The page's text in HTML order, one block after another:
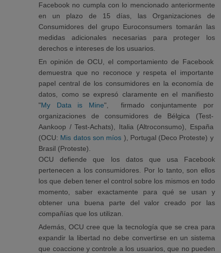
Facebook no cumpla con lo mencionado anteriormente
en un plazo de 15 días, las Organizaciones de
Consumidores del grupo Euroconsumers tomarán las
medidas adicionales necesarias para proteger los
derechos e intereses de los usuarios.
En opinión de OCU, el comportamiento de Facebook
demuestra que no reconoce y respeta el importante
papel central de los consumidores en la economía de
datos, como se expresó claramente en el manifiesto
"My Data is Mine", firmado conjuntamente por
organizaciones de consumidores de Bélgica (Test-
Aankoop / Test-Achats), Italia (Altroconsumo), España
(OCU: Mis datos son míos ), Portugal (Deco Proteste) y
Brasil (Proteste).
OCU defiende que los datos que usa Facebook
pertenecen a los consumidores. Por lo tanto, son ellos
los que deben tener el control sobre los mismos en todo
momento, saber exactamente para qué se usan y
obtener una buena parte del valor creado por las
compañías que los utilizan.
Además, OCU cree que la tecnología que se crea para
expandir la libertad no debe convertirse en un sistema
que coaccione y controle a los usuarios, que no pueden